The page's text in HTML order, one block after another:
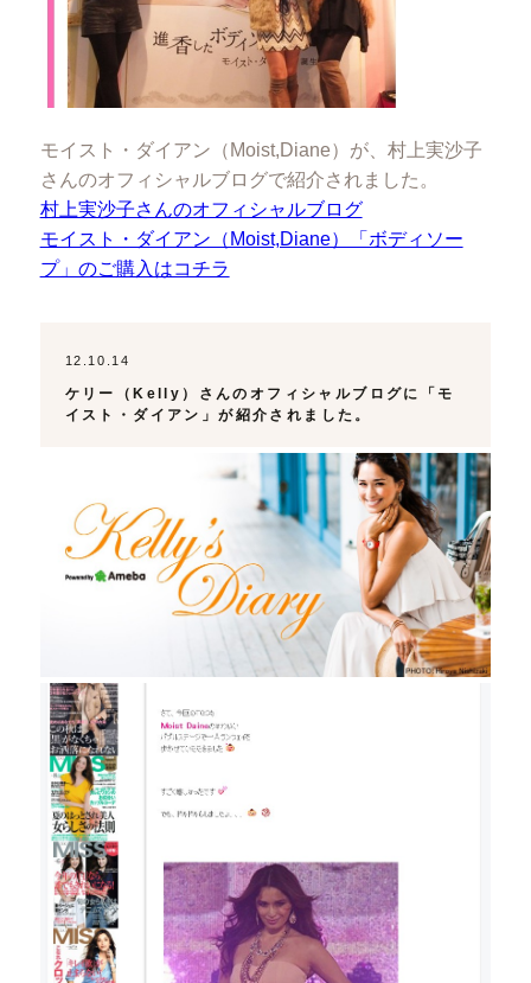
モイスト・ダイアン（Moist,Diane）が、村上実沙子
さんのオフィシャルブログで紹介されました。
村上実沙子さんのオフィシャルブログ
モイスト・ダイアン（Moist,Diane）「ボディソー
プ」のご購入はコチラ
12.10.14
ケリー（Kelly）さんのオフィシャルブログに「モ
イスト・ダイアン」が紹介されました。